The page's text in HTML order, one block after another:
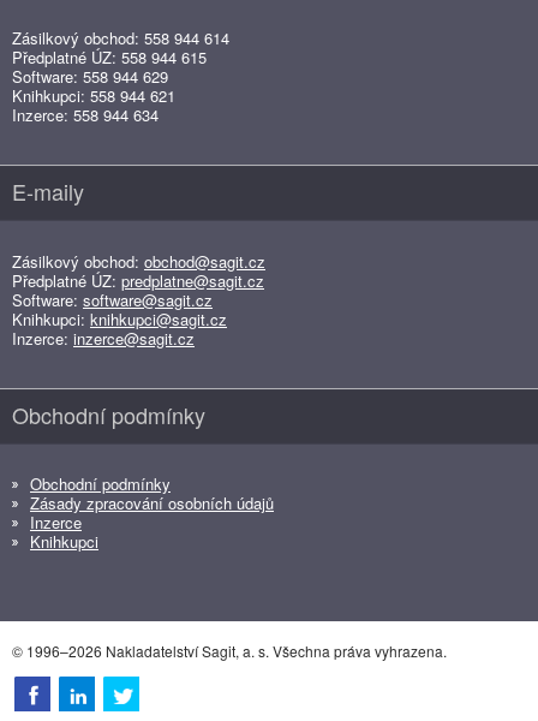
Zásilkový obchod: 558 944 614
Předplatné ÚZ: 558 944 615
Software: 558 944 629
Knihkupci: 558 944 621
Inzerce: 558 944 634
E-maily
Zásilkový obchod: obchod@sagit.cz
Předplatné ÚZ: predplatne@sagit.cz
Software: software@sagit.cz
Knihkupci: knihkupci@sagit.cz
Inzerce: inzerce@sagit.cz
Obchodní podmínky
Obchodní podmínky
Zásady zpracování osobních údajů
Inzerce
Knihkupci
© 1996–2026 Nakladatelství Sagit, a. s. Všechna práva vyhrazena.